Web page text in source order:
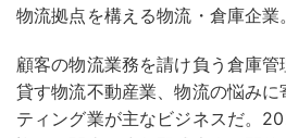
物流拠点を構える物流・倉庫企業。
顧客の物流業務を請け負う倉庫
貸す物流不動産業、物流の悩み
ティング業が主なビジネスだ。